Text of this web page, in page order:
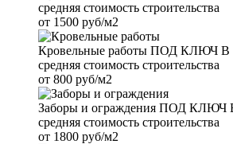
средняя стоимость строительства
от 1500 руб/м2
Кровельные работы ПОД КЛЮЧ В
средняя стоимость строительства
от 800 руб/м2
Заборы и ограждения ПОД КЛЮЧ В
средняя стоимость строительства
от 1800 руб/м2